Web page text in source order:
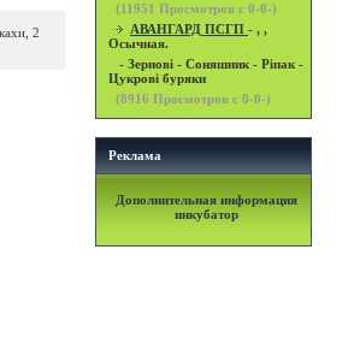
2
(11951 Просмотров с 0-0-)
АВАНГАРД ПСГП - , ,
Осычная.
- Зернові - Соняшник - Ріпак -
Цукрові буряки
(8916 Просмотров с 0-0-)
Реклама
Дополнительная информация
инкубатор